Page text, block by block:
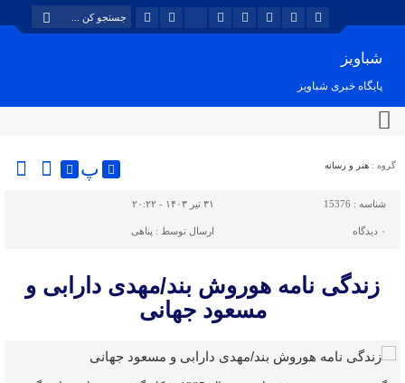
شباویز
پایگاه خبری شباویز
گروه : هنر و رسانه پ
شناسه : 15376 ۳۱ تیر ۱۴۰۳ - ۲۰:۲۲
۰ دیدگاه ارسال توسط : پناهی
زندگی نامه هوروش بند/مهدی دارابی و
مسعود جهانی